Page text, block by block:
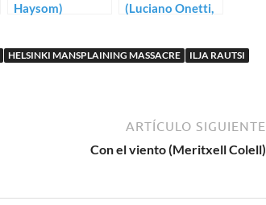
Haysom)
(Luciano Onetti,
HELSINKI MANSPLAINING MASSACRE
ILJA RAUTSI
ARTÍCULO SIGUIENTE
Con el viento (Meritxell Colell)